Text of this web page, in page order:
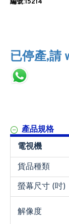
編號:15214
已停產,請
產品規格
電視機
貨品種類
螢幕尺寸 (吋)
解像度